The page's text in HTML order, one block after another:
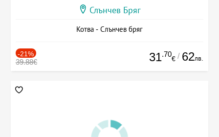
Слънчев Бряг
Котва - Слънчев бряг
-21%
39.88€ 31.70
€ / 62лв.